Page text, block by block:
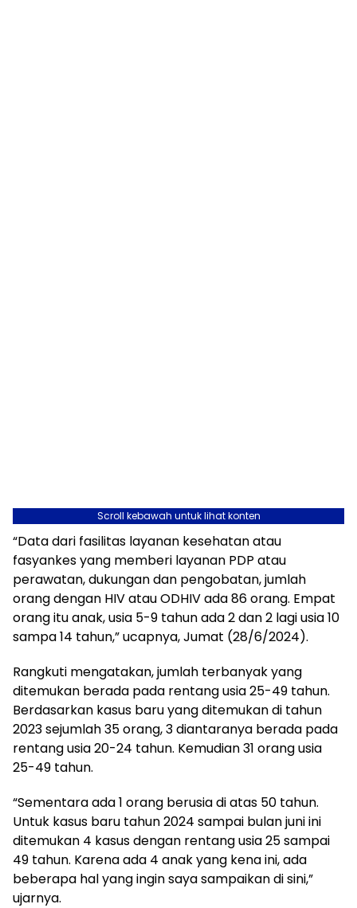
Scroll kebawah untuk lihat konten
“Data dari fasilitas layanan kesehatan atau
fasyankes yang memberi layanan PDP atau
perawatan, dukungan dan pengobatan, jumlah
orang dengan HIV atau ODHIV ada 86 orang. Empat
orang itu anak, usia 5-9 tahun ada 2 dan 2 lagi usia 10
sampa 14 tahun,” ucapnya, Jumat (28/6/2024).
Rangkuti mengatakan, jumlah terbanyak yang
ditemukan berada pada rentang usia 25-49 tahun.
Berdasarkan kasus baru yang ditemukan di tahun
2023 sejumlah 35 orang, 3 diantaranya berada pada
rentang usia 20-24 tahun. Kemudian 31 orang usia
25-49 tahun.
“Sementara ada 1 orang berusia di atas 50 tahun.
Untuk kasus baru tahun 2024 sampai bulan juni ini
ditemukan 4 kasus dengan rentang usia 25 sampai
49 tahun. Karena ada 4 anak yang kena ini, ada
beberapa hal yang ingin saya sampaikan di sini,”
ujarnya.